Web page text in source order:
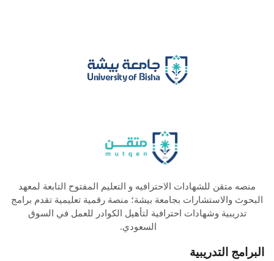
منصه متقن للشهادات الاحترافيه و التعليم المفتوح التابعة لمعهد
البحوث والاستشارات بجامعة بيشة؛ منصة رقمية تعليمية تقدم برامج
تدريبية وشهادات احترافية لتأهيل الكوادر للعمل في السوق
السعودي.
البرامج التدريبية